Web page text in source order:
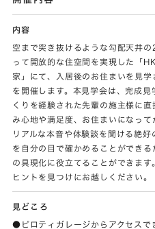
内容
空まで突き抜けるような勾配天井
って開放的な住空間を実現した「
家」にて、入居後のお住まいを見
を開催します。本見学会は、完成
くりを経験された先輩の施主様に
み心地や満足度、お住まいになっ
リアルな本音や体験談を聞ける絶
を自分の目で確かめることができ
の具現化に役立てることができま
ヒントを見つけにお越しください。
見どころ
●ピロティガレージからアクセスで